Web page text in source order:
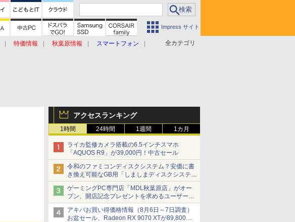
Impress サイト
全カテゴリ
特価情報 秋葉原情報
スマートフォン
アクセスランキング
1時間 24時間 1週間 1カ月
ライカ監修カメラ搭載の6.5インチスマホ
「AQUOS R9」が39,000円！中古セール
令和のファミコンディスクシステム？安価に書
き換え可能なGB用「しましまディスクシステ
ム」
ゲーミングPC専門店「MDL秋葉原店」がオー
プン、開店記念プレゼントを求めるユーザーが
押し寄せ長蛇の列に
アキバお買い得価格情報（8月6日～7日調査）
お盆セール、Radeon RX 9070 XTが89,800